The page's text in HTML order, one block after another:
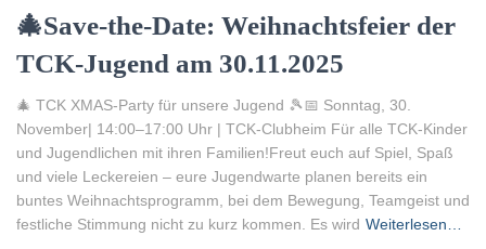
🎄Save-the-Date: Weihnachtsfeier der
TCK-Jugend am 30.11.2025
🎄 TCK XMAS-Party für unsere Jugend 🎾📅 Sonntag, 30.
November| 14:00–17:00 Uhr | TCK-Clubheim Für alle TCK-Kinder
und Jugendlichen mit ihren Familien!Freut euch auf Spiel, Spaß
und viele Leckereien – eure Jugendwarte planen bereits ein
buntes Weihnachtsprogramm, bei dem Bewegung, Teamgeist und
festliche Stimmung nicht zu kurz kommen. Es wird Weiterlesen…